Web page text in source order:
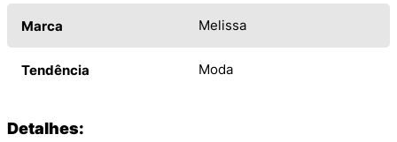
Marca Melissa
Tendência Moda
Detalhes: